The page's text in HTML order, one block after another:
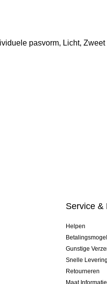
pasvorm, Licht, Zweet
Service &
Helpen
Gunstige
Snelle Levering
Retourneren